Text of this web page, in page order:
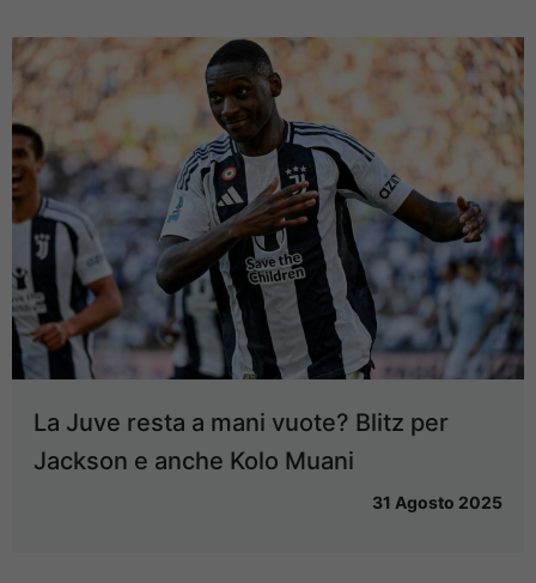
La Juve resta a mani vuote? Blitz per
Jackson e anche Kolo Muani
31 Agosto 2025